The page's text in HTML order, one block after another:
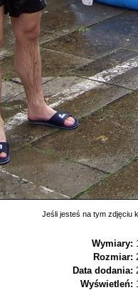
Jeśli jesteś na tym zdjęciu
Wymiary:
Rozmiar:
Data dodania:
Wyświetleń: